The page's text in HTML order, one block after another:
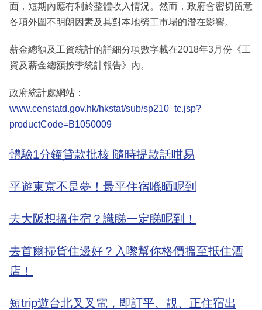
面，短期內應有利於整體收入情況。然而，政府會密切留意
各項外圍不明朗因素及其對本地勞工市場的潛在影響。
薪金總額及工資統計的詳細分項數字載在2018年3月份《工
資及薪金總額按季統計報告》內。
政府統計處網站：
www.censtatd.gov.hk/hkstat/sub/sp210_tc.jsp?
productCode=B1050009
體驗1分鐘貸款批核 隨時提款話咁易
平遊東京不是夢！最平住宿喺晒呢到
去大阪想搵住宿？識睇一定睇呢到！
去首爾掃貨住邊好？入嚟幫你格價搵至抵住酒
店！
短trip遊台北叉叉電，即訂平、靚、正住宿出